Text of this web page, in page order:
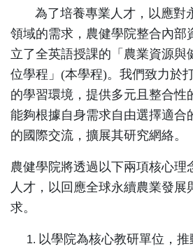
為了培養專業人才，以應對
領域的需求，農健學院整合內部
立了全英語授課的「農業資源與
位學程」(本學程)。我們致力於
的學習環境，提供多元且整合性
能夠根據自身需求自由選擇適合
的國際交流，擴展其研究網絡。
農健學院將透過以下兩項核心理
人才，以回應全球永續農業發展
求。
以學院為核心教研單位，